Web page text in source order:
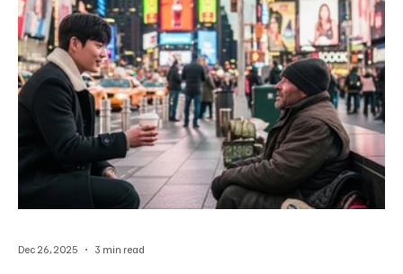
자의 역할을 묻는 항목(중복응답)을 보면 ‘사회적 약자 보호’(83%)
에 대한 요청이 가장 많았고 인권침해 문제(72%) 환경 문
Dec 26, 2025 3 min read